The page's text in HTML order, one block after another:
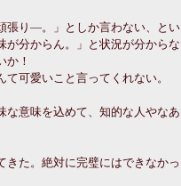
張り―。」としか言わない、とい
が分からん。」と状況が分からな
か！
可愛いこと言ってくれない。
な意味を込めて、知的な人やなあ
た。絶対に完璧にはできなかっ